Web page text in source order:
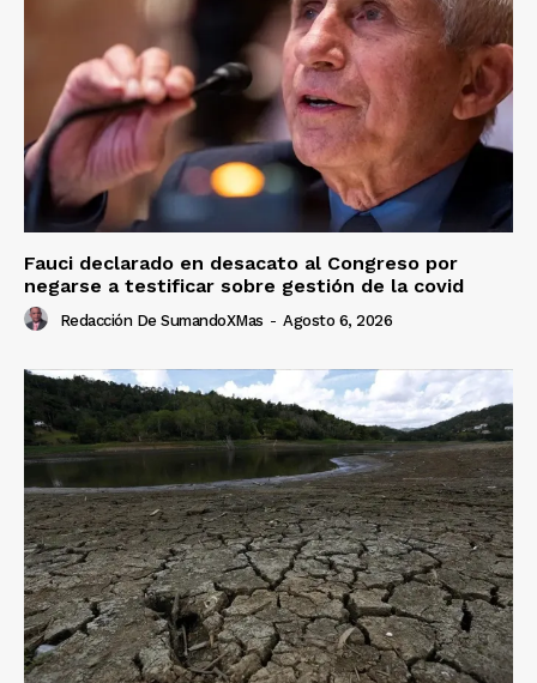
Fauci declarado en desacato al Congreso por
negarse a testificar sobre gestión de la covid
Redacción De SumandoXMas - Agosto 6, 2026